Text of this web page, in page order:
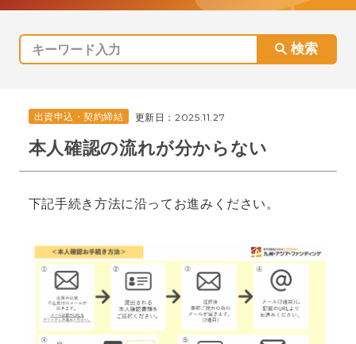
お問い合わせ 会員登録 ログイン
サービス紹介
商品一覧
よくあるご質問
出資申込・契約締結 更新日：2025.11.27
本人確認の流れが分からない
下記手続き方法に沿ってお進みください。